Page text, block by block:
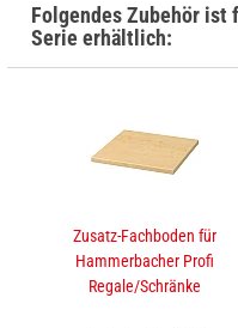
Folgendes Zubehör ist
Serie erhältlich:
Zusatz-Fachboden für
Hammerbacher Profi
Regale/Schränke